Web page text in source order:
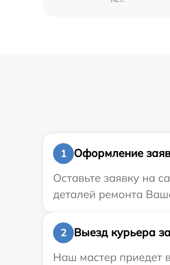
1
Оформление
Оставьте заявку на
деталей ремонта
2
Выезд курьера
Наш мастер приедет